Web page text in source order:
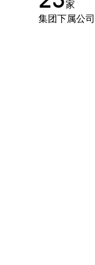
家
集团下属公司